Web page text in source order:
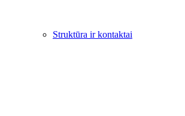
Struktūra ir kontaktai